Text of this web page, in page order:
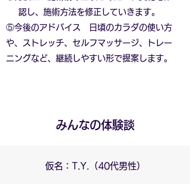
認し、施術方法を修正していきます。
⑤今後のアドバイス 日頃のカラダの使い方
や、ストレッチ、セルフマッサージ、トレー
ニングなど、継続しやすい形で提案します。
みんなの体験談
仮名：T.Y.（40代男性）